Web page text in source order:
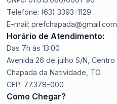
Telefone: (63) 3393-1129
E-mail: prefchapada@gmail.com
Horário de Atendimento:
Das 7h às 13:00
Avenida 26 de julho S/N, Centro
Chapada da Natividade, TO
CEP: 77.378-000
Como Chegar?